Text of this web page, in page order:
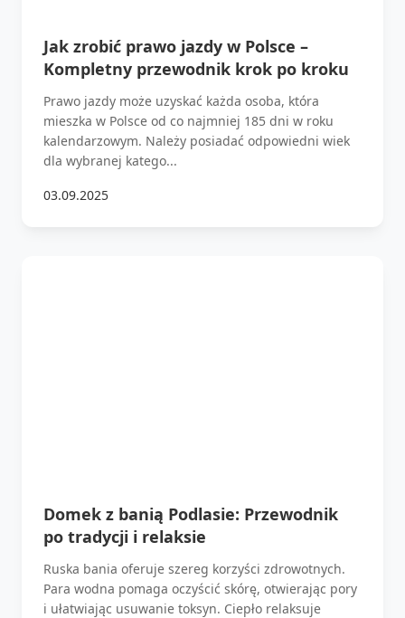
Jak zrobić prawo jazdy w Polsce –
Kompletny przewodnik krok po kroku
Prawo jazdy może uzyskać każda osoba, która
mieszka w Polsce od co najmniej 185 dni w roku
kalendarzowym. Należy posiadać odpowiedni wiek
dla wybranej katego...
03.09.2025
Domek z banią Podlasie: Przewodnik
po tradycji i relaksie
Ruska bania oferuje szereg korzyści zdrowotnych.
Para wodna pomaga oczyścić skórę, otwierając pory
i ułatwiając usuwanie toksyn. Ciepło relaksuje